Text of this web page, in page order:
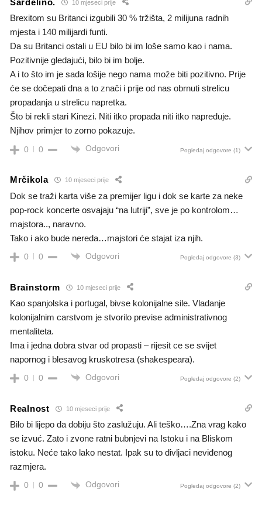
Sardelino. 10 mjeseci prije
Brexitom su Britanci izgubili 30 % tržišta, 2 milijuna radnih
mjesta i 140 milijardi funti.
Da su Britanci ostali u EU bilo bi im loše samo kao i nama.
Pozitivnije gledajući, bilo bi im bolje.
A i to što im je sada lošije nego nama može biti pozitivno. Prije
će se dočepati dna a to znači i prije od nas obrnuti strelicu
propadanja u strelicu napretka.
Što bi rekli stari Kinezi. Niti itko propada niti itko napreduje.
Njihov primjer to zorno pokazuje.
0 0 Odgovori Pogledaj odgovore (1)
Mrčikola 10 mjeseci prije
Dok se traži karta više za premijer ligu i dok se karte za neke
pop-rock koncerte osvajaju “na lutriji”, sve je po kontrolom…
majstora.., naravno.
Tako i ako bude nereda…majstori će stajat iza njih.
0 0 Odgovori Pogledaj odgovore (3)
Brainstorm 10 mjeseci prije
Kao spanjolska i portugal, bivse kolonijalne sile. Vladanje
kolonijalnim carstvom je stvorilo previse administrativnog
mentaliteta.
Ima i jedna dobra stvar od propasti – rijesit ce se svijet
napornog i blesavog kruskotresa (shakespeara).
0 0 Odgovori Pogledaj odgovore (2)
Realnost 10 mjeseci prije
Bilo bi lijepo da dobiju što zaslužuju. Ali teško….Zna vrag kako
se izvuć. Zato i zvone ratni bubnjevi na Istoku i na Bliskom
istoku. Neće tako lako nestat. Ipak su to divljaci neviđenog
razmjera.
0 0 Odgovori Pogledaj odgovore (2)